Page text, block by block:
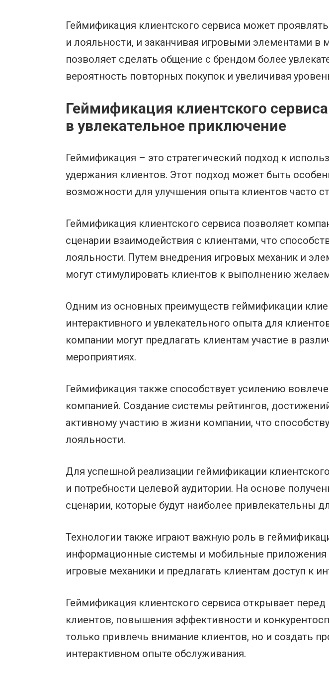
Геймификация клиентского сервиса может
и лояльности, и заканчивая игровыми элементами
позволяет сделать общение с брендом более
вероятность повторных покупок и увеличивая
Геймификация клиентского
в увлекательное приключение
Геймификация – это стратегический подход к
удержания клиентов. Этот подход может быть
возможности для улучшения опыта клиентов часто
Геймификация клиентского сервиса позволяет
сценарии взаимодействия с клиентами, что
лояльности. Путем внедрения игровых механик и
могут стимулировать клиентов к выполнению
Одним из основных преимуществ геймификации
интерактивного и увлекательного опыта для
компании могут предлагать клиентам участие в
мероприятиях.
Геймификация также способствует усилению
компанией. Создание системы рейтингов,
активному участию в жизни компании, что
лояльности.
Для успешной реализации геймификации
и потребности целевой аудитории. На основе
сценарии, которые будут наиболее привлекательны
Технологии также играют важную роль в
информационные системы и мобильные приложения
игровые механики и предлагать клиентам доступ к
Геймификация клиентского сервиса открывает
клиентов, повышения эффективности и
только привлечь внимание клиентов, но и создать
интерактивном опыте обслуживания.